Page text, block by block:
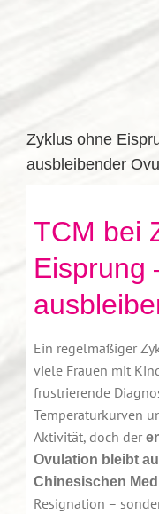
Zyklus ohne
ausbleibender
TCM bei
Eisprung
Ein regelmäßiger
viele Frauen mit
frustrierende
Temperaturkurven
Aktivität, doch der
Ovulation bleibt
Chinesischen
Resignation –